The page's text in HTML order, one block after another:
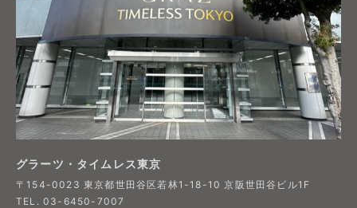
グラーツ・タイムレス東京
〒154-0023 東京都世田谷区若林1-18-10 京阪世田谷ビル1F​
TEL. 03-6450-7007